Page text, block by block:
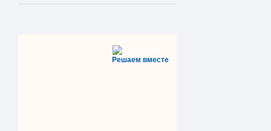
Решаем вместе